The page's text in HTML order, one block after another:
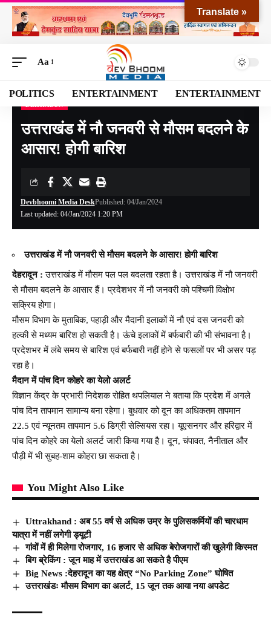
Aa
POLITICS ENTERTAINMENT ENTERTAINMENT
Devbhoomi Media >Blog>NATIONAL>UTTARAKHAND >DEHRADUN>
उत्तराखंड में नौ जनवरी से मौसम बदलने के
आसार! होगी बारिश
Last updated: 04/Jan/2024 1:20 PM
Devbhoomi Media DeskPublished: 04/Jan/2024
उत्तराखंड में नौ जनवरी से मौसम बदलने के आसार! होगी बारिश
देहरादून : उत्तराखंड में मौसम पल पल बदलता रहता है। उत्तराखंड में नौ जनवरी
से मौसम बदलने के आसार हैं। प्रदेशभर में नौ जनवरी को पश्चिमी विक्षोभ
सक्रिय होगा।
मौसम विभाग के मुताबिक, पहाड़ी और मैदानी इलाकों में नौ एवं दस जनवरी को
हल्की से मध्यम बारिश हो सकती है। ऊंचे इलाकों में बर्फबारी की भी संभावना है।
प्रदेशभर में लंबे समय से बारिश एवं बर्फबारी नहीं होने से फसलों पर भी असर पड़
रहा है।
मैदान में पांच दिन कोहरे का येलो अलर्ट
विज्ञान केंद्र के प्रभारी निदेशक रोहित थपलियाल ने बताया कि प्रदेश में अगले
पांच दिन तापमान सामान्य बना रहेगा। बुधवार को दून का अधिकतम तापमान
22.5 एवं न्यूनतम तापमान 5.6 डिग्री सेल्सियस रहा। यूएसनगर और हरिद्वार में
पांच दिन कोहरे का येलो अलर्ट जारी किया गया है। दून, चंपावत, नैनीताल और
पौड़ी में भी सुबह-शाम कोहरा छा सकता है।
You Might Also Like
Uttrakhand : अब 55 वर्ष से अधिक उम्र के पुलिसकर्मियों की चारधाम
यात्रा में नहीं लगेगी ड्यूटी
गांवों में ही मिलेगा रोजगार, 16 हजार से अधिक बेरोजगारों की खुलेगी किस्मत
बिग ब्रेकिंग : जून माह में उत्तराखंड आ सकते है पीएम
Big News :देहरादून का यह क्षेत्र “No Parking Zone” घोषित
उत्तराखंडः मौसम विभाग का अलर्ट, 15 जून तक आया नया अपडेट
Translate »